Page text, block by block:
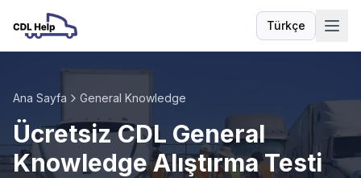
Türkçe
Dil
Ana Sayfa General Knowledge
Ücretsiz CDL General
Knowledge Alıştırma Testi